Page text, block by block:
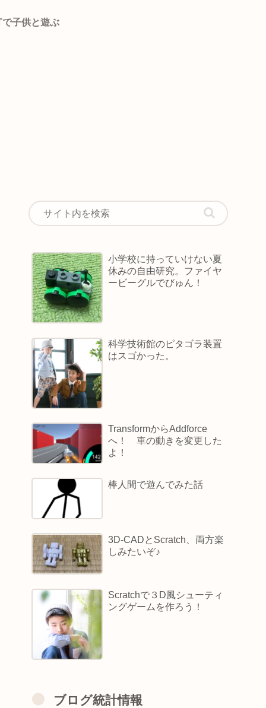
で子供と遊ぶ
小学校に持っていけない夏
休みの自由研究。ファイヤ
ービーグルでびゅん！
科学技術館のピタゴラ装置
はスゴかった。
TransformからAddforce
へ！ 車の動きを変更した
よ！
棒人間で遊んでみた話
3D-CADとScratch、両方楽
しみたいぞ♪
Scratchで３D風シューティ
ングゲームを作ろう！
ブログ統計情報